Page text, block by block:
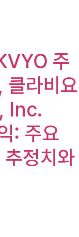
주
라비요
Inc.
: 주요
정치와